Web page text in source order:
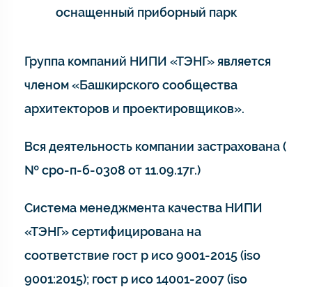
оснащенный приборный парк
Группа компаний НИПИ «ТЭНГ» является
членом «Башкирского сообщества
архитекторов и проектировщиков».
Вся деятельность компании застрахована (
№ сро-п-б-0308 от 11.09.17г.)
Система менеджмента качества НИПИ
«ТЭНГ» сертифицирована на
соответствие гост р исо 9001-2015 (iso
9001:2015); гост р исо 14001-2007 (iso